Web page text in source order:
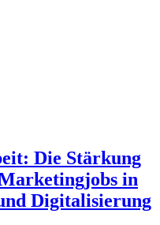
Die Stärkung
in
Digitalisierung